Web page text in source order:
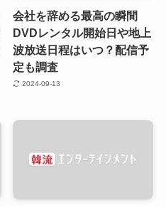
会社を辞める最高の瞬間
DVDレンタル開始日や地上
波放送日程はいつ？配信予
定も調査
2024-09-13